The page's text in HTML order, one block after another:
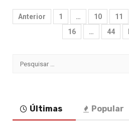
Paginação
Anterior 1 … 10 11
16
… 44
Pesquisar
Últimas Popular